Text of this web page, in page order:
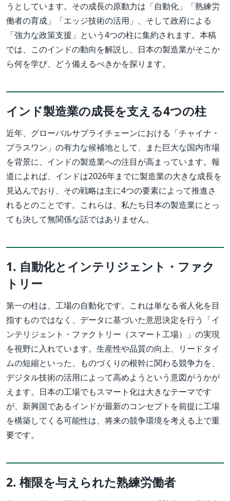
うとしています。その成長の原動力は「自動化」「熟練労
働者の育成」「エッジ技術の活用」、そして政府による
「強力な政策支援」という4つの柱に集約されます。本稿
では、このインドの動向を解説し、日本の製造業がそこか
ら何を学び、どう備えるべきかを探ります。
インド製造業の成長を支える4つの柱
近年、グローバルサプライチェーンにおける「チャイナ・
プラスワン」の有力な候補地として、また巨大な国内市場
を背景に、インドの製造業への注目が高まっています。報
道によれば、インドは2026年までに製造業の大きな成長を
見込んでおり、その戦略は主に4つの要素によって推進さ
れるとのことです。これらは、私たち日本の製造業にとっ
ても決して無関係な話ではありません。
1. 自動化とインテリジェント・ファク
トリー
第一の柱は、工場の自動化です。これは単なる省人化を目
指すものではなく、データに基づいた意思決定を行う「イ
ンテリジェント・ファクトリー（スマート工場）」の実現
を視野に入れています。生産性や品質の向上、リードタイ
ムの短縮といった、ものづくりの根幹に関わる競争力を、
デジタル技術の活用によって高めようという意図がうかが
えます。日本の工場でもスマート化は大きなテーマです
が、新興国であるインドが最新のコンセプトを前提に工場
を構築してくる可能性は、将来の競争環境を考える上で重
要です。
2. 権限を与えられた熟練労働者